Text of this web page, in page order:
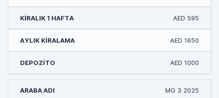
AED 595
AED 1650
AED 1000
MG 3 2025